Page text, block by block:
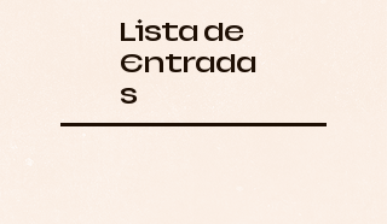
Lista de
Entrada
s